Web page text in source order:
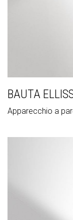
BAUTA
Apparecchio a